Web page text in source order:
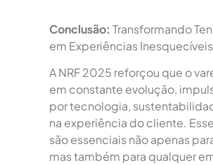
Conclusão: Transformando
em Experiências Inesquecíveis
A NRF 2025 reforçou que o
em constante evolução,
por tecnologia,
na experiência do cliente.
são essenciais não apenas
mas também para qualquer